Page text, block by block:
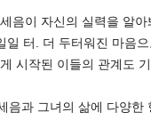
음이 자신의 실력을 알
일 터. 더 두터워진 마음
시작된 이들의 관계도
음과 그녀의 삶에 다양